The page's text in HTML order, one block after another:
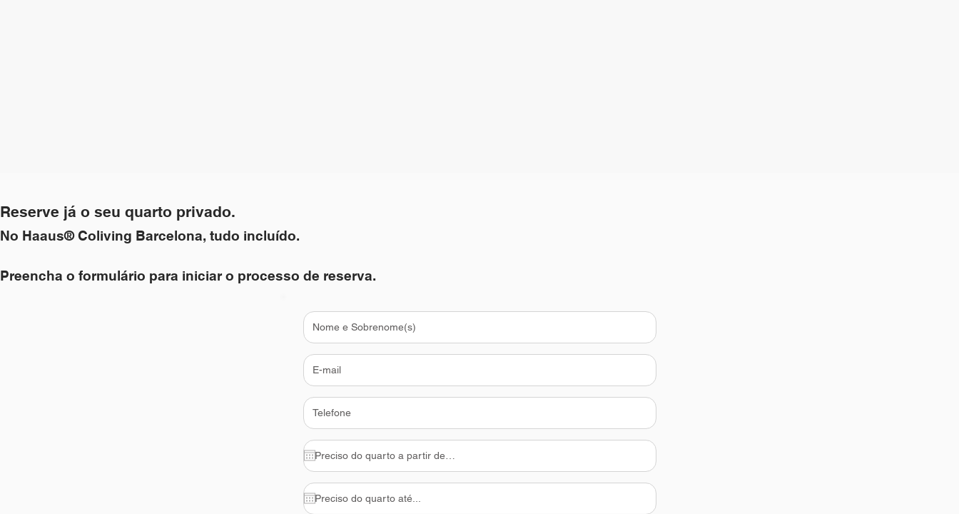
Reserve já o seu quarto privado.
No Haaus® Coliving Barcelona, tudo incluído.
Preencha o formulário para iniciar o processo de reserva.